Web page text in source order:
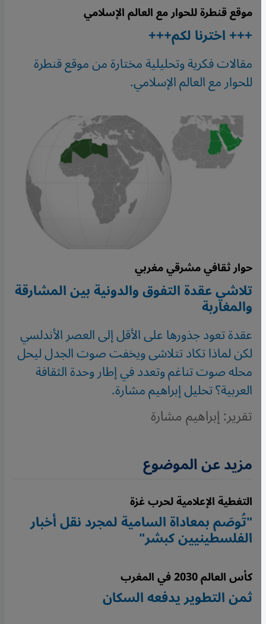
موقع قنطرة للحوار مع العالم الإسلامي
+++ اخترنا لكم+++
مقالات فكرية وتحليلية مختارة من موقع قنطرة
للحوار مع العالم الإسلامي.
حوار ثقافي مشرقي مغربي
تلاشي عقدة التفوق والدونية بين المشارقة
والمغاربة
عقدة تعود جذورها على الأقل إلى العصر الأندلسي
لكن لماذا تكاد تتلاشى ويخفت صوت الجدل ليحل
محله صوت تناغم وتعدد في إطار وحدة الثقافة
العربية؟ تحليل إبراهيم مشارة.
تقرير: إبراهيم مشارة
مزيد عن الموضوع
التغطية الإعلامية لحرب غزة
"تُوصَم بمعاداة السامية لمجرد نقل أخبار
الفلسطينيين كبشر"
كأس العالم 2030 في المغرب
ثمن التطوير يدفعه السكان